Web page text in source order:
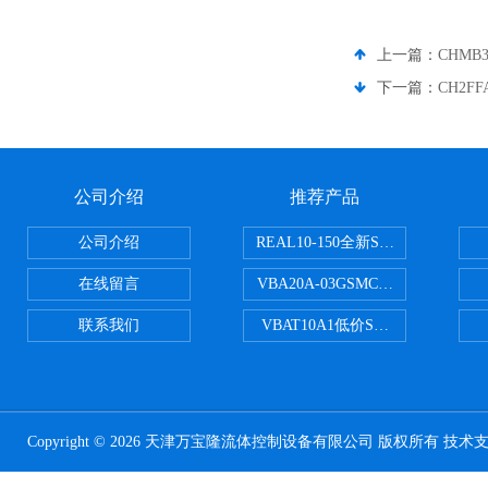
上一篇：
下一篇：
公司介绍
公司介绍
在线留言
联系我们
推荐产品
REAL10-150全新SMC正弦无杆缸
VBA20A-03GSMC增压阀VBA-
VBAT10A1低价SMC储气罐VBAT
Copyright © 2026 天津万宝隆流体控制设备有限公司 版权所有 技术